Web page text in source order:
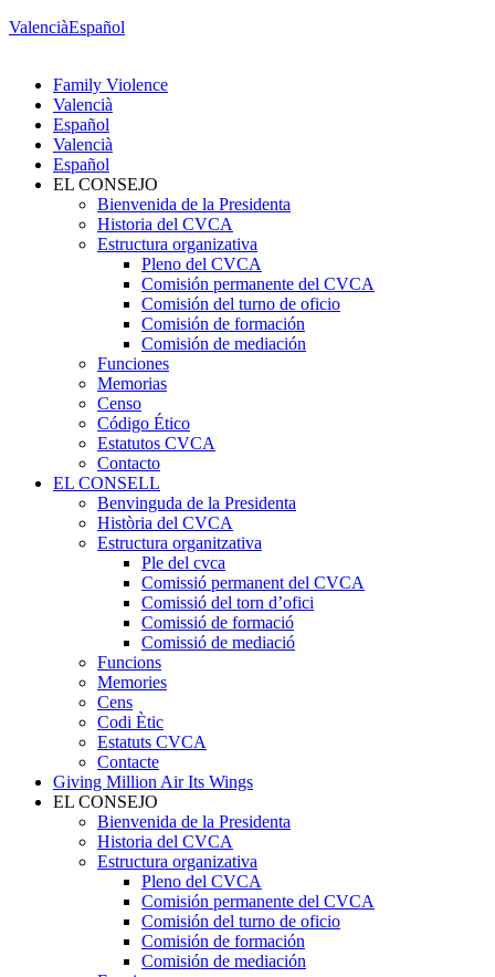
ValenciàEspañol
Family Violence
Valencià
Español
Valencià
Español
EL CONSEJO
Bienvenida de la Presidenta
Historia del CVCA
Estructura organizativa
Pleno del CVCA
Comisión permanente del CVCA
Comisión del turno de oficio
Comisión de formación
Comisión de mediación
Funciones
Memorias
Censo
Código Ético
Estatutos CVCA
Contacto
EL CONSELL
Benvinguda de la Presidenta
Història del CVCA
Estructura organitzativa
Ple del cvca
Comissió permanent del CVCA
Comissió del torn d’ofici
Comissió de formació
Comissió de mediació
Funcions
Memories
Cens
Codi Ètic
Estatuts CVCA
Contacte
Giving Million Air Its Wings
EL CONSEJO
Bienvenida de la Presidenta
Historia del CVCA
Estructura organizativa
Pleno del CVCA
Comisión permanente del CVCA
Comisión del turno de oficio
Comisión de formación
Comisión de mediación